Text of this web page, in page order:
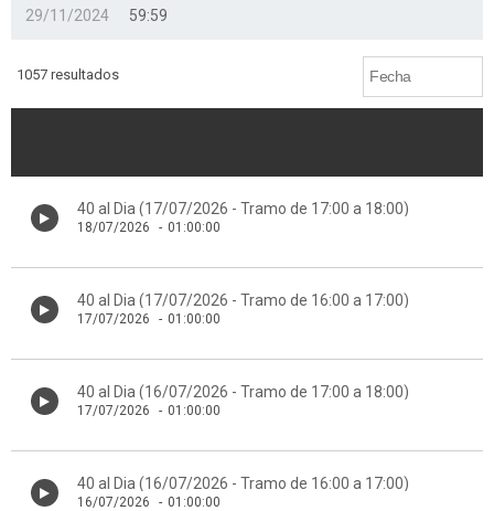
29/11/2024 59:59
1057 resultados
40 al Dia (17/07/2026 - Tramo de 17:00 a 18:00)
18/07/2026 - 01:00:00
40 al Dia (17/07/2026 - Tramo de 16:00 a 17:00)
17/07/2026 - 01:00:00
40 al Dia (16/07/2026 - Tramo de 17:00 a 18:00)
17/07/2026 - 01:00:00
40 al Dia (16/07/2026 - Tramo de 16:00 a 17:00)
16/07/2026 - 01:00:00